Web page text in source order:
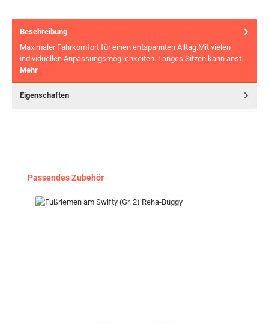
Beschreibung
Maximaler Fahrkomfort für einen entspannten Alltag.Mit vielen
individuellen Anpassungsmöglichkeiten. Langes Sitzen kann anst…
Mehr
Eigenschaften
Produktgalerie überspringen
Passendes Zubehör